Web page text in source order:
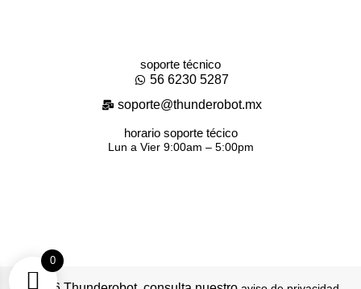
soporte técnico
56 6230 5287
soporte@thunderobot.mx
horario soporte técico
Lun a Vier 9:00am – 5:00pm
0